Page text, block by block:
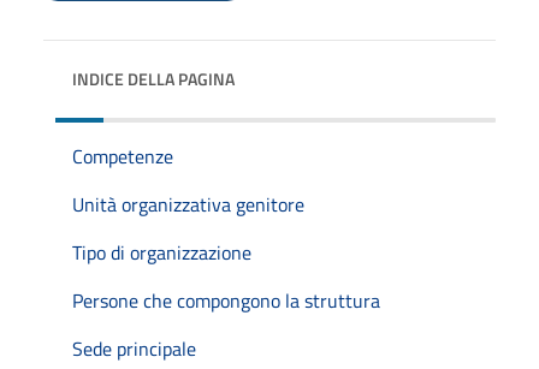
INDICE DELLA PAGINA
Competenze
Unità organizzativa genitore
Tipo di organizzazione
Persone che compongono la struttura
Sede principale